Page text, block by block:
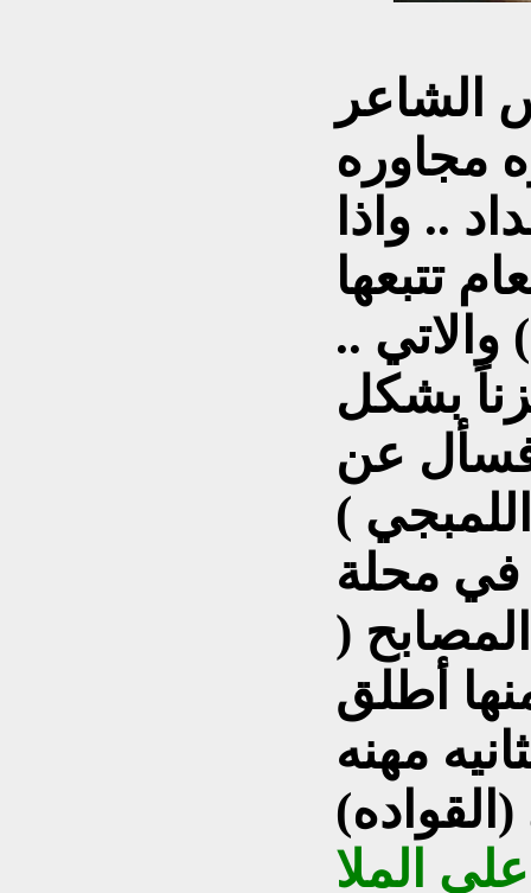
الشاعر
مجاوره
.. واذا
تتبعها
والاتي ..
بشكل
فسأل عن
في محلة
المصابح (
أطلق
مهنه
الملا